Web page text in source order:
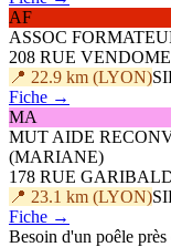
AF
ASSOC
208 RUE
📍 22.9 km (LYON)
Fiche →
MA
MUT AIDE
(MARIANE)
178 RUE
📍 23.1 km (LYON)
Fiche →
Besoin d'un poêle